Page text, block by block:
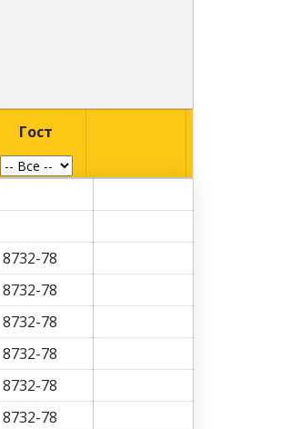
Гост
8732-78
8732-78
8732-78
8732-78
8732-78
8732-78